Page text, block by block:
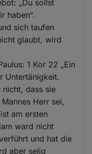
„Du sollst
haben“.
sich taufen
glaubt, wird
1 Kor 22 „Ein
Untertänigkeit.
nicht, dass sie
Herr sei,
am ersten
ward nicht
und hat die
aber selig